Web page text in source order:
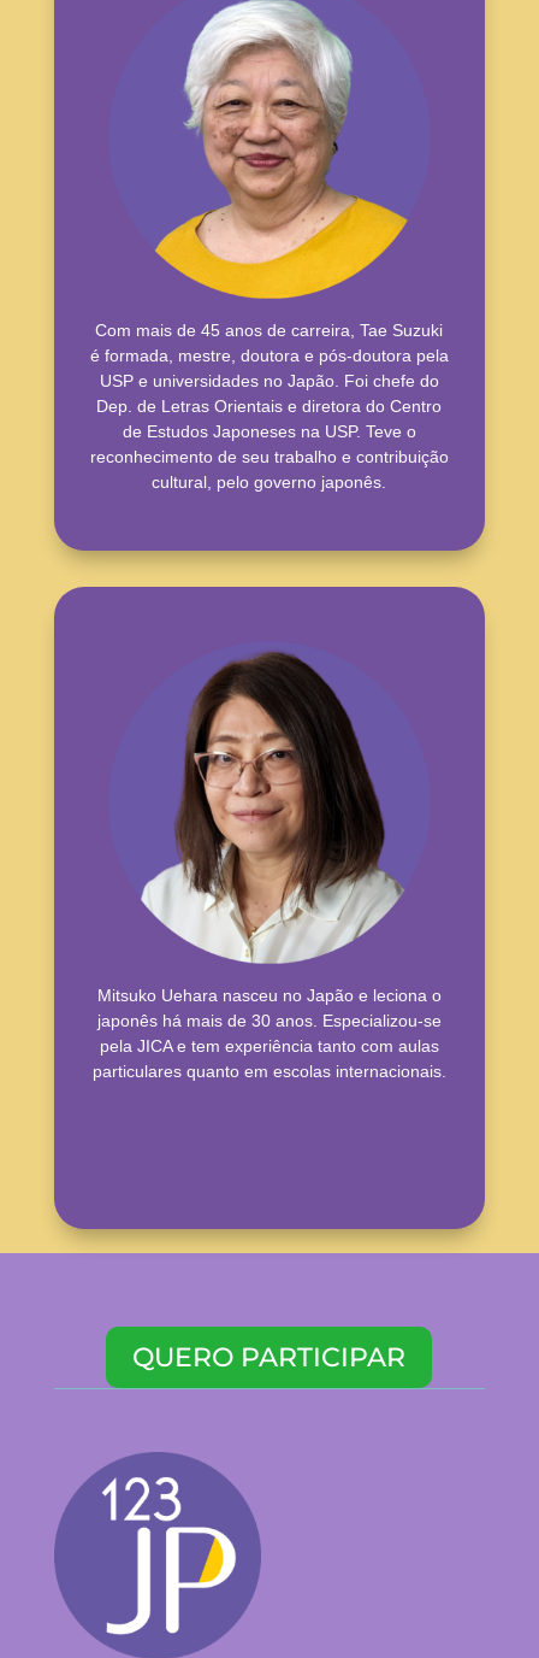
Com mais de 45 anos de carreira, Tae Suzuki
é formada, mestre, doutora e pós-doutora pela
USP e universidades no Japão. Foi chefe do
Dep. de Letras Orientais e diretora do Centro
de Estudos Japoneses na USP. Teve o
reconhecimento de seu trabalho e contribuição
cultural, pelo governo japonês.
Mitsuko Uehara nasceu no Japão e leciona o
japonês há mais de 30 anos. Especializou-se
pela JICA e tem experiência tanto com aulas
particulares quanto em escolas internacionais.
QUERO PARTICIPAR